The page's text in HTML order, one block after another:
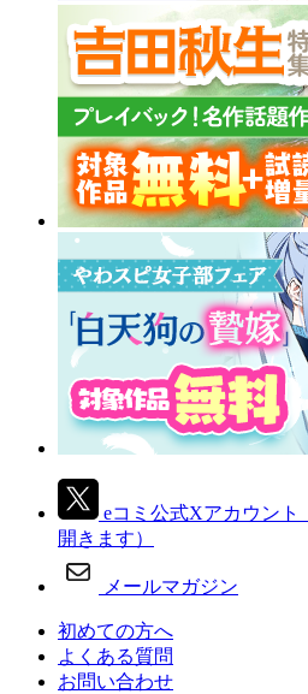
eコミ公式Xアカウント
開きます）
メールマガジン
初めての方へ
よくある質問
お問い合わせ